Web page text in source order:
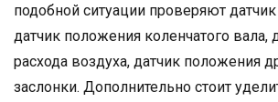
подобной ситуации проверяют
датчик положения коленчатого вала,
расхода воздуха, датчик положения
заслонки. Дополнительно стоит